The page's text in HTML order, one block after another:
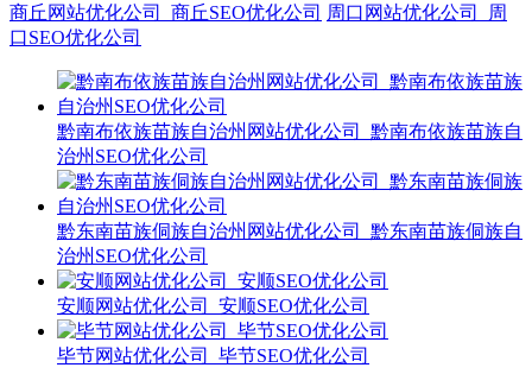
商丘网站优化公司_商丘SEO优化公司 周口网站优化公司_周
口SEO优化公司
黔南布依族苗族自治州网站优化公司_黔南布依族苗族自
治州SEO优化公司
黔东南苗族侗族自治州网站优化公司_黔东南苗族侗族自
治州SEO优化公司
安顺网站优化公司_安顺SEO优化公司
毕节网站优化公司_毕节SEO优化公司